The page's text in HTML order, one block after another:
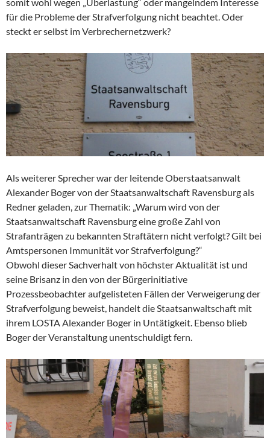
für die Probleme der Strafverfolgung nicht beachtet. Oder
steckt er selbst im Verbrechernetzwerk?
Als weiterer Sprecher war der leitende Oberstaatsanwalt
Alexander Boger von der Staatsanwaltschaft Ravensburg als
Redner geladen, zur Thematik: „Warum wird von der
Staatsanwaltschaft Ravensburg eine große Zahl von
Strafanträgen zu bekannten Straftätern nicht verfolgt? Gilt bei
Amtspersonen Immunität vor Strafverfolgung?“
Obwohl dieser Sachverhalt von höchster Aktualität ist und
seine Brisanz in den von der Bürgerinitiative
Prozessbeobachter aufgelisteten Fällen der Verweigerung der
Strafverfolgung beweist, handelt die Staatsanwaltschaft mit
ihrem LOSTA Alexander Boger in Untätigkeit. Ebenso blieb
Boger der Veranstaltung unentschuldigt fern.